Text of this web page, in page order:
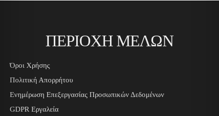
ΠΕΡΙΟΧΗ ΜΕΛΩΝ
Όροι Χρήσης
Πολιτική Απορρήτου
Ενημέρωση Επεξεργασίας Προσωπικών Δεδομένων
GDPR Εργαλεία